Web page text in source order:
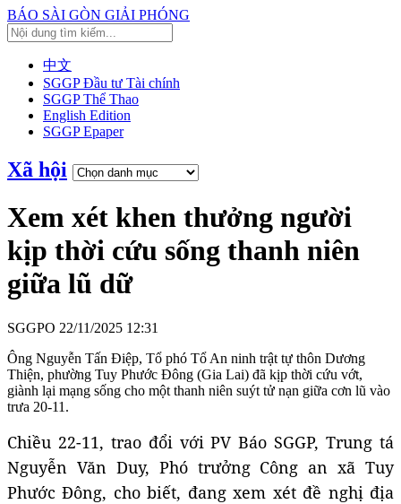
BÁO SÀI GÒN GIẢI PHÓNG
中文
SGGP Đầu tư Tài chính
SGGP Thể Thao
English Edition
SGGP Epaper
Xã hội
Xem xét khen thưởng người
kịp thời cứu sống thanh niên
giữa lũ dữ
SGGPO 22/11/2025 12:31
Ông Nguyễn Tấn Điệp, Tổ phó Tổ An ninh trật tự thôn Dương
Thiện, phường Tuy Phước Đông (Gia Lai) đã kịp thời cứu vớt,
giành lại mạng sống cho một thanh niên suýt tử nạn giữa cơn lũ vào
trưa 20-11.
Chiều 22-11, trao đổi với PV Báo SGGP, Trung tá
Nguyễn Văn Duy, Phó trưởng Công an xã Tuy
Phước Đông, cho biết, đang xem xét đề nghị địa